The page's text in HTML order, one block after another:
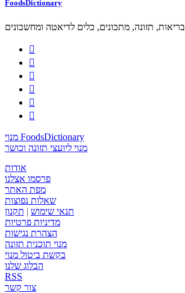
FoodsDictionary
בריאות, תזונה, מתכונים, כלים לדיאטה ומחשבונים






מנוי FoodsDictionary
מנוי ליועצי תזונה וכושר
אודות
פרסמו אצלנו
מפת האתר
שאלות נפוצות
תנאי שימוש | תקנון
מדיניות פרטיות
הצהרת נגישות
מנוי תוכנית תזונה
בקשת ביטול מנוי
הבלוג שלנו
RSS
צור קשר